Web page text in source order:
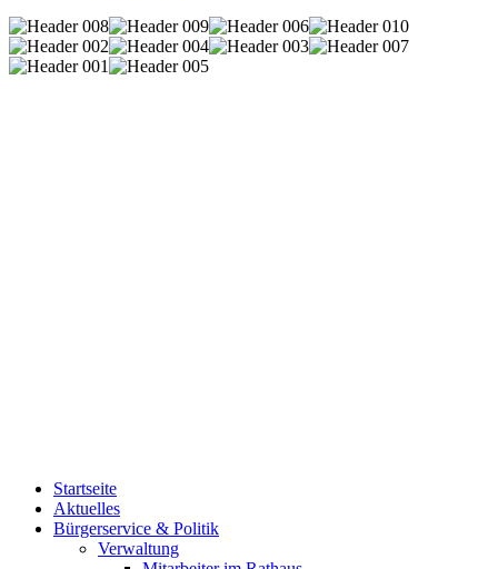
Startseite
Aktuelles
Bürgerservice & Politik
Verwaltung